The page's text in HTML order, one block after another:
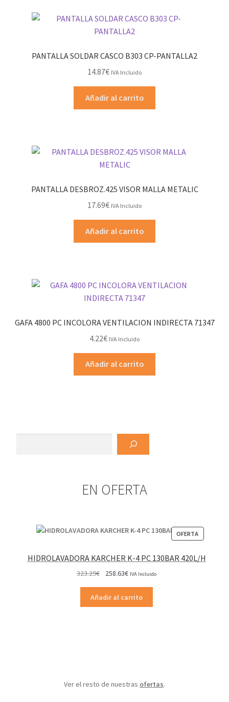
PANTALLA SOLDAR CASCO B303 CP-PANTALLA2
14.87€ IVA Incluido
Añadir al carrito
PANTALLA DESBROZ.425 VISOR MALLA METALIC
17.69€ IVA Incluido
Añadir al carrito
GAFA 4800 PC INCOLORA VENTILACION INDIRECTA 71347
4.22€ IVA Incluido
Añadir al carrito
EN OFERTA
OFERTA
EN
HIDROLAVADORA KARCHER K-4 PC 130BAR 420L/H
323.29€
original
era:
258.63€El
actual
es:
IVA Incluido
Añadir al carrito
Ver el resto de nuestras ofertas.